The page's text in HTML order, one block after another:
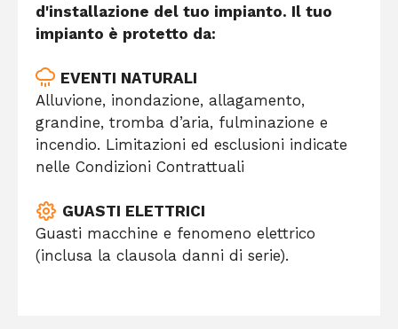
d'installazione del tuo impianto. Il tuo
impianto è protetto da:
EVENTI NATURALI
Alluvione, inondazione, allagamento,
grandine, tromba d’aria, fulminazione e
incendio. Limitazioni ed esclusioni indicate
nelle Condizioni Contrattuali
GUASTI ELETTRICI
Guasti macchine e fenomeno elettrico
(inclusa la clausola danni di serie).